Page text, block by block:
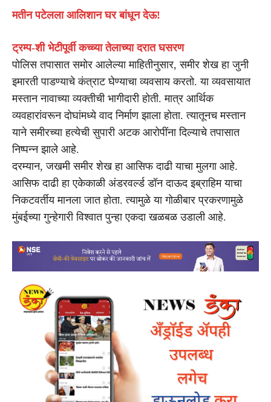
मतीन पटेलला आलिशान घर बांधून देऊ!
ट्रम्प-शी भेटीपूर्वी कच्च्या तेलाच्या दरात घसरण
पोलिस तपासात समोर आलेल्या माहितीनुसार, समीर शेख हा जुनी
इमारती पाडण्याचे कंत्राट घेण्याचा व्यवसाय करतो. या व्यवसायात
मस्तान नावाच्या व्यक्तीची भागीदारी होती. मात्र आर्थिक
व्यवहारांवरून दोघांमध्ये वाद निर्माण झाला होता. त्यातूनच मस्तान
याने समीरच्या हत्येची सुपारी अटक आरोपींना दिल्याचे तपासात
निष्पन्न झाले आहे.
दरम्यान, जखमी समीर शेख हा आसिफ दाढी याचा मुलगा आहे.
आसिफ दाढी हा एकेकाळी अंडरवर्ल्ड डॉन दाऊद इब्राहिम याचा
निकटवर्तीय मानला जात होता. त्यामुळे या गोळीबार प्रकरणामुळे
मुंबईच्या गुन्हेगारी विश्वात पुन्हा एकदा खळबळ उडाली आहे.